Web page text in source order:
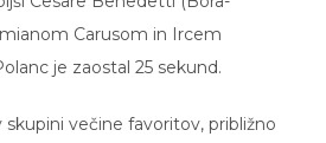
Carusom in Ircem
je zaostal 25 sekund.
skupini večine favoritov, približno